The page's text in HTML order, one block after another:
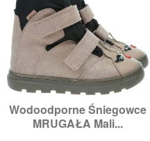
Wodoodporne Śniegowce
MRUGAŁA Mali...